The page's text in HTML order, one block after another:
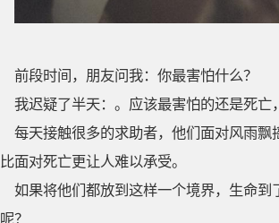
前段时间，朋友问我：你最害怕什么？
我迟疑了半天：。应该最害怕的还是死
每天接触很多的求助者，他们面对风雨
比面对死亡更让人难以承受。
如果将他们都放到这样一个境界，生命
呢？